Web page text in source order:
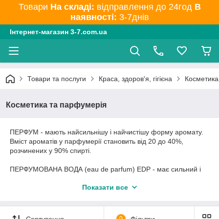
Товари На складі: відправлення до 24год В
наявності: 3-7днів
Інтернет-магазин 3-7.com.ua
Товари та послуги Краса, здоров'я, гігієна
Косметика та парфумерія
ПЕРФУМ - мають найсильнішу і найчистішу форму аромату.
Вміст ароматів у парфумерії становить від 20 до 40%,
розчинених у 90% спирті.
ПЕРФУМОВАНА ВОДА (eau de parfum) EDP - має сильний і
становить від 10 до 15%, розчинених у 90% спирті.
ТУАЛЕТНА ВОДА - має тонкий і свіжий аромат. Вміст ароматів
у туалетній води коливається від 5 до 10%, розчинених у 85%
Показати все